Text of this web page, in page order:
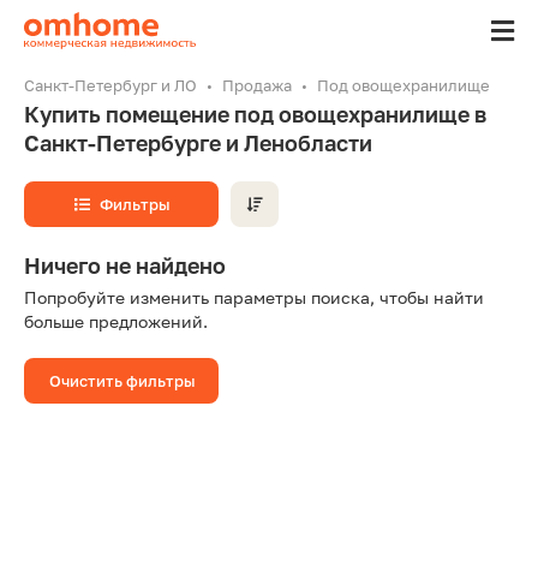
Санкт-Петербург и ЛО Продажа Под овощехранилище
Купить помещение под овощехранилище в
Санкт-Петербурге и Ленобласти
Фильтры
Ничего не найдено
Попробуйте изменить параметры поиска, чтобы найти
больше предложений.
Очистить фильтры